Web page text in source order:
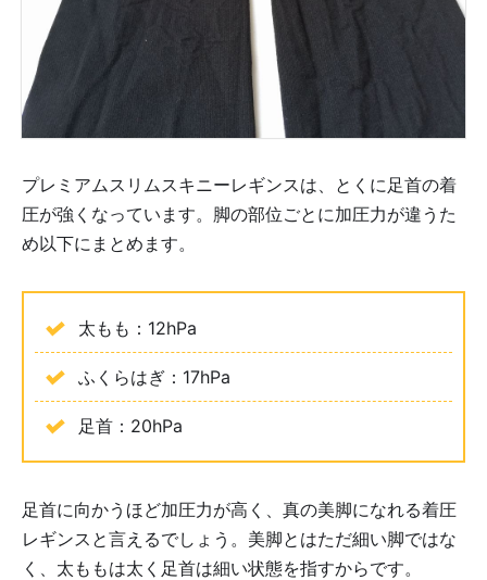
プレミアムスリムスキニーレギンスは、とくに足首の着
圧が強くなっています。脚の部位ごとに加圧力が違うた
め以下にまとめます。
太もも：12hPa
ふくらはぎ：17hPa
足首：20hPa
足首に向かうほど加圧力が高く、真の美脚になれる着圧
レギンスと言えるでしょう。美脚とはただ細い脚ではな
く、太ももは太く足首は細い状態を指すからです。